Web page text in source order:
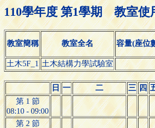
110學年度 第1學期 教室使
教室簡稱 教室全名 容量(座位
土木5F_1 土木結構力學試驗室
日 一 二 三 四
第 1 節
08:10 - 09:00
第 2 節